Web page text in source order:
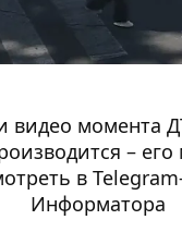
видео момента
– его
в
Информатора